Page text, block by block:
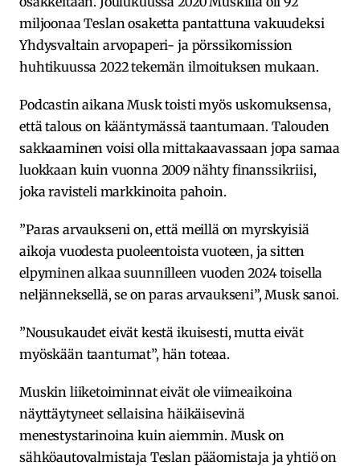
miljoonaa Teslan osaketta pantattuna vakuudeksi
Yhdysvaltain arvopaperi- ja pörssikomission
huhtikuussa 2022 tekemän ilmoituksen mukaan.
Podcastin aikana Musk toisti myös uskomuksensa,
että talous on kääntymässä taantumaan. Talouden
sakkaaminen voisi olla mittakaavassaan jopa samaa
luokkaan kuin vuonna 2009 nähty finanssikriisi,
joka ravisteli markkinoita pahoin.
”Paras arvaukseni on, että meillä on myrskyisiä
aikoja vuodesta puoleentoista vuoteen, ja sitten
elpyminen alkaa suunnilleen vuoden 2024 toisella
neljänneksellä, se on paras arvaukseni”, Musk sanoi.
”Nousukaudet eivät kestä ikuisesti, mutta eivät
myöskään taantumat”, hän toteaa.
Muskin liiketoiminnat eivät ole viimeaikoina
näyttäytyneet sellaisina häikäisevinä
menestystarinoina kuin aiemmin. Musk on
sähköautovalmistaja Teslan pääomistaja ja yhtiö on